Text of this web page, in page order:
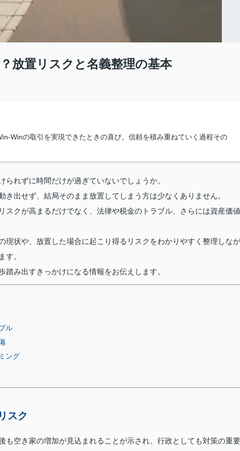
放置リスクと名義整理の基本
Winの取引を実現できたときの喜び。信頼を積み重ねていく過程その
れずに時間だけが過ぎていないでしょうか。
出せず、結局そのまま放置してしまう方は少なくありません。
スクが高まるだけでなく、法律や税金のトラブル、さらには資産価値
現状や、放置した場合に起こり得るリスクをわかりやすく整理しなが
す。
み出すきっかけになる情報をお伝えします。
ル
ング
スク
も空き家の増加が見込まれることが示され、行政としても対策の重要